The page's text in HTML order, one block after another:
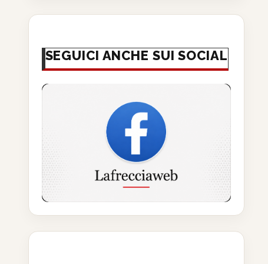
SEGUICI ANCHE SUI SOCIAL